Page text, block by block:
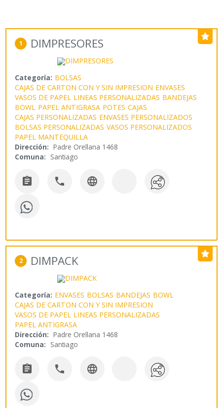
1 DIMPRESORES
Categoría: BOLSAS
CAJAS DE CARTON CON Y SIN IMPRESION ENVASES
VASOS DE PAPEL LINEAS PERSONALIZADAS BANDEJAS
BOWL PAPEL ANTIGRASA POTES CAJAS
CAJAS PERSONALIZADAS ENVASES PERSONALIZADOS
BOLSAS PERSONALIZADAS VASOS PERSONALIZADOS
PAPEL MANTEQUILLA
Dirección: Padre Orellana 1468
Comuna: Santiago
  
2 DIMPACK
Categoría: ENVASES BOLSAS BANDEJAS BOWL
CAJAS DE CARTON CON Y SIN IMPRESION
VASOS DE PAPEL LINEAS PERSONALIZADAS
PAPEL ANTIGRASA
Dirección: Padre Orellana 1468
Comuna: Santiago
  